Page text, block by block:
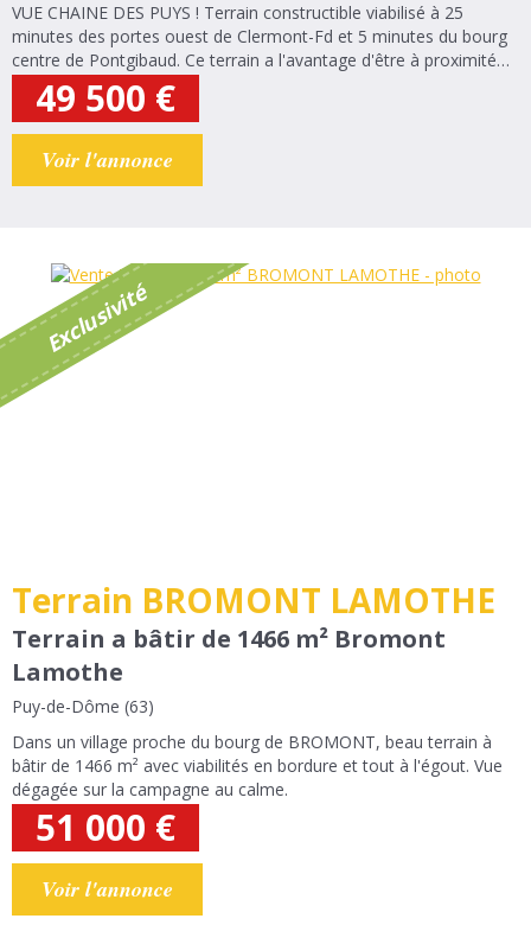
VUE CHAINE DES PUYS ! Terrain constructible viabilisé à 25
minutes des portes ouest de Clermont-Fd et 5 minutes du bourg
centre de Pontgibaud. Ce terrain a l'avantage d'être à proximité
de l'école (maternelle & primaire) de Bromont-Lamothe.
Assainissement...
49 500 €
Voir l'annonce
E
x
c
l
u
s
i
v
i
t
é
Terrain BROMONT LAMOTHE
Terrain a bâtir de 1466 m² Bromont
Lamothe
Puy-de-Dôme (63)
Dans un village proche du bourg de BROMONT, beau terrain à
bâtir de 1466 m² avec viabilités en bordure et tout à l'égout. Vue
dégagée sur la campagne au calme.
51 000 €
Voir l'annonce